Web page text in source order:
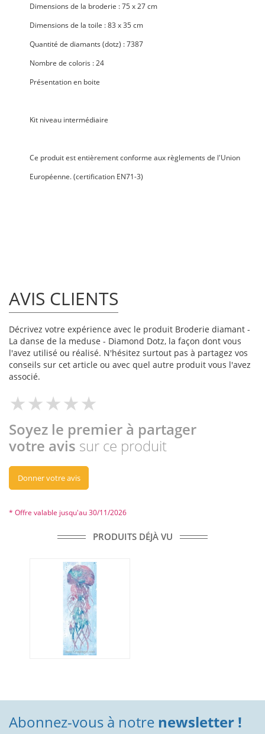
Dimensions de la broderie : 75 x 27 cm
Dimensions de la toile : 83 x 35 cm
Quantité de diamants (dotz) : 7387
Nombre de coloris : 24
Présentation en boite
Kit niveau intermédiaire
Ce produit est entièrementconforme aux règlements de l'Union
Européenne. (certification EN71-3)
AVIS CLIENTS
Décrivez votre expérience avec le produit Broderie diamant -
La danse de la meduse - Diamond Dotz, la façon dont vous
l'avez utilisé ou réalisé. N'hésitez surtout pas à partagez vos
conseils sur cet article ou avec quel autre produit vous l'avez
associé.
Soyez le premier à partager
votre avis sur ce produit
Donner votre avis
* Offre valable jusqu'au 30/11/2026
PRODUITS DÉJÀ VU
Abonnez-vous à notre newsletter !